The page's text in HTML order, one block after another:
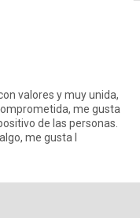
valores y muy unida,
me gusta
de las personas.
me gusta l